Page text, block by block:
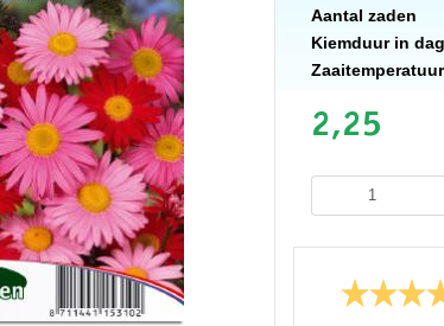
Aantal zaden
Kiemduur in
Zaaitemperatuur
2,25